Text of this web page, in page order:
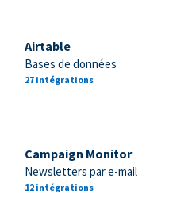
Airtable
Bases de données
27 intégrations
Campaign Monitor
Newsletters par e-mail
12 intégrations